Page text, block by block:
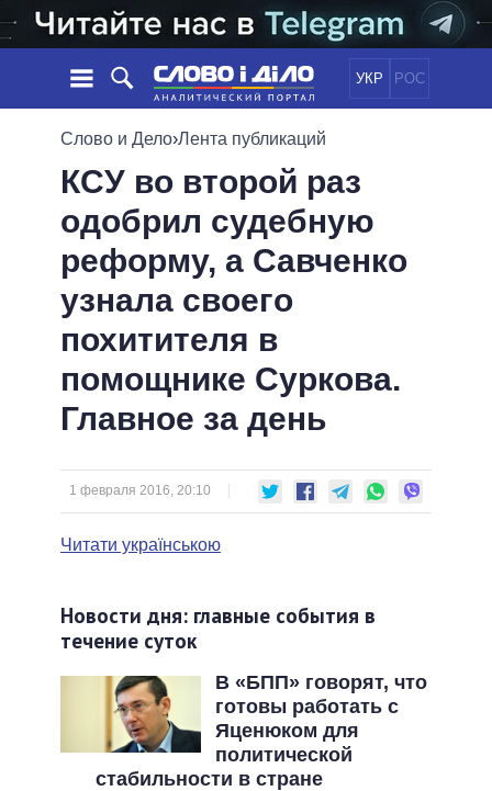
УКР РОС
НОВОСТИ
ЛЕНТА
СОБЫТИЯ
СТАТЬИ
МНЕНИЯ
ОБЗОРЫ
ДАЙДЖЕСТЫ
ПОЛИТИКА
ЭКОНОМИКА
ОБЩЕСТВО
ОБЕЩАНИЯ
ПОЛИТИКИ
ВСЕ ПОЛИТИКИ
ПРЕЗИДЕНТ И ОФИС
ВЕРХОВНАЯ РАДА
КАБИНЕТ МИНИСТРОВ
ГЛАВЫ ОБЛАДМИНИСТРАЦИЙ
ВСЕ ПЕРСОНЫ
ИНФОГРАФИКА
ВИДЕО
ПОДДЕРЖАТЬ
СРАВНЕНИЕ ПОЛИТИКОВ
Слово и Дело›Лента публикаций
КСУ во второй раз
одобрил судебную
реформу, а Савченко
узнала своего
похитителя в
помощнике Суркова.
Главное за день
1 февраля 2016, 20:10
Читати українською
Новости дня: главные события в
течение суток
В «БПП» говорят, что
готовы работать с
Яценюком для
политической
стабильности в стране